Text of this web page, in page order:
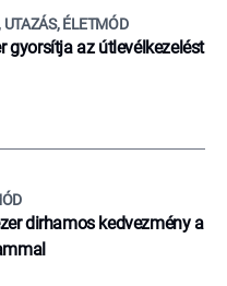
ÉLETMÓD
gyorsítja az útlevélkezelést
dirhamos kedvezmény a